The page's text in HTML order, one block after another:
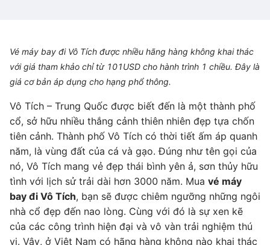
Vé máy bay đi Vô Tích được nhiều hãng hàng không khai thác
với giá tham khảo chỉ từ 101USD cho hành trình 1 chiều. Đây là
giá cơ bản áp dụng cho hạng phổ thông.
Vô Tích – Trung Quốc được biết đến là một thành phố
cổ, sở hữu nhiều thắng cảnh thiên nhiên đẹp tựa chốn
tiên cảnh. Thành phố Vô Tích có thời tiết ấm áp quanh
năm, là vùng đất của cá và gạo. Đúng như tên gọi của
nó, Vô Tích mang vẻ đẹp thái bình yên ả, sơn thủy hữu
tình với lịch sử trải dài hơn 3000 năm. Mua vé máy
bay đi Vô Tích, bạn sẽ được chiêm ngưỡng những ngôi
nhà cổ đẹp đến nao lòng. Cùng với đó là sự xen kẽ
của các công trình hiện đại và vô vàn trải nghiệm thú
vị. Vậy, ở Việt Nam có hãng hàng không nào khai thác